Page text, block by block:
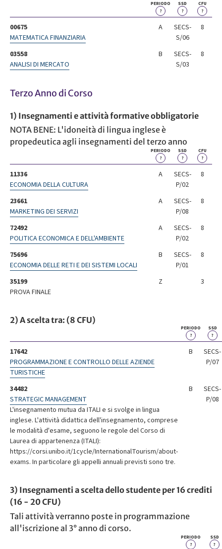
PERIODO
?
SSD
?
CFU
?
00675
MATEMATICA FINANZIARIA
A
SECS-
S/06
8
03558
ANALISI DI MERCATO
B
SECS-
S/03
8
Terzo Anno di Corso
1) Insegnamenti e attività formative obbligatorie
NOTA BENE: L'idoneità di lingua inglese è
propedeutica agli insegnamenti del terzo anno
PERIODO
?
SSD
?
CFU
?
11336
ECONOMIA DELLA CULTURA
A
SECS-
P/02
8
23661
MARKETING DEI SERVIZI
A
SECS-
P/08
8
72492
POLITICA ECONOMICA E DELL'AMBIENTE
A
SECS-
P/02
8
75696
ECONOMIA DELLE RETI E DEI SISTEMI LOCALI
B
SECS-
P/01
8
35199
PROVA FINALE
Z 3
2) A scelta tra: (8 CFU)
PERIODO
?
SSD
?
17642
PROGRAMMAZIONE E CONTROLLO DELLE AZIENDE
TURISTICHE
B
SECS-
P/07
34482
STRATEGIC MANAGEMENT
L'insegnamento mutua da ITALI e si svolge in lingua
inglese. L'attività didattica dell'insegnamento, comprese
le modalità d'esame, seguono le regole del Corso di
Laurea di appartenenza (ITALI):
https://corsi.unibo.it/1cycle/InternationalTourism/about-
exams. In particolare gli appelli annuali previsti sono tre.
B
SECS-
P/08
3) Insegnamenti a scelta dello studente per 16 crediti
(16 - 20 CFU)
Tali attività verranno poste in programmazione
all'iscrizione al 3° anno di corso.
PERIODO
?
SSD
?